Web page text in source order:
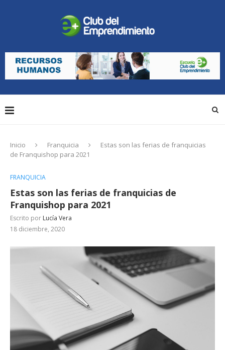
Inicio Franquicia
Estas son las ferias de franquicias
de Franquishop para 2021
FRANQUICIA
Estas son las ferias de franquicias de
Franquishop para 2021
Escrito por Lucía Vera
18 diciembre, 2020